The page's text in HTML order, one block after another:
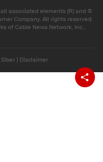
associated elements (R) and ©
Company. All rights reserved.
of Cable News Network, Inc.,
Disclaimer